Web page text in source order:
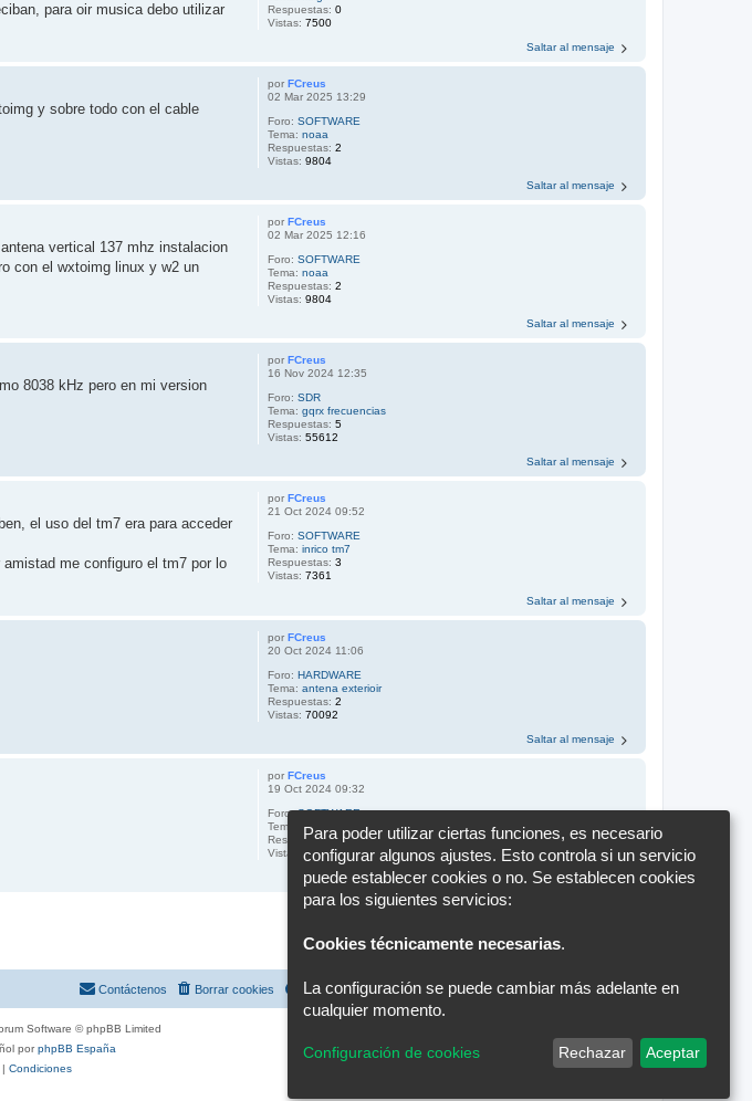
Respuestas:0
Vistas:7500
para oir musica debo utilizar
Saltar al mensaje
porFCreus
02 Mar 2025 13:29
Foro:SOFTWARE
Tema:noaa
Respuestas:2
Vistas:9804
y sobre todo con el cable
Saltar al mensaje
porFCreus
02 Mar 2025 12:16
Foro:SOFTWARE
Tema:noaa
Respuestas:2
Vistas:9804
vertical 137 mhz instalacion
con el wxtoimg linux y w2 un
Saltar al mensaje
porFCreus
16 Nov 2024 12:35
Foro:SDR
Tema:gqrx frecuencias
Respuestas:5
Vistas:55612
8038 kHz pero en mi version
Saltar al mensaje
porFCreus
21 Oct 2024 09:52
Foro:SOFTWARE
Tema:inrico tm7
Respuestas:3
Vistas:7361
el uso del tm7 era para acceder
me configuro el tm7 por lo
Saltar al mensaje
porFCreus
20 Oct 2024 11:06
Foro:HARDWARE
Tema:antena exterioir
Respuestas:2
Vistas:70092
Saltar al mensaje
porFCreus
19 Oct 2024 09:32
Foro:SOFTWARE
Tema:
inrico tm7
Respuestas:3
Vistas:7361
Saltar al mensaje
Se encontraron 25 coincidencias
Todos los horarios sonUTC+02:00
Configuración de cookies
Borrar cookies
Contáctenos
Software © phpBB Limited
porphpBB España
| Condiciones
Para poder utilizar ciertas funciones, es necesario
configurar algunos ajustes. Esto controla si un servicio
puede establecer cookies o no. Se establecen cookies
para los siguientes servicios:
Cookies técnicamente necesarias.
La configuración se puede cambiar más adelante en
cualquier momento.
Configuración de cookies Rechazar Aceptar